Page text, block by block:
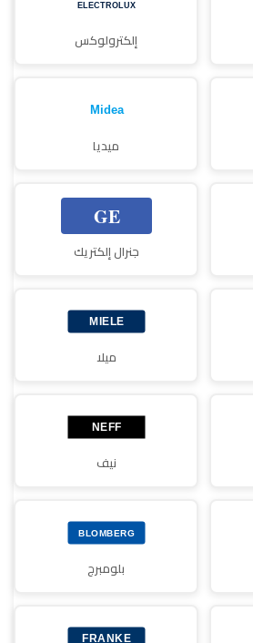
إلكترولوكس
ميديا
جنرال إلكتريك
ميلا
نيف
بلومبرج